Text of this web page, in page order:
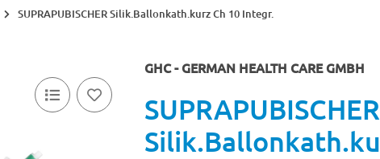
SUPRAPUBISCHER Silik.Ballonkath.kurz Ch 10 Integr.
GHC - GERMAN HEALTH CARE GMBH
SUPRAPUBISCHER